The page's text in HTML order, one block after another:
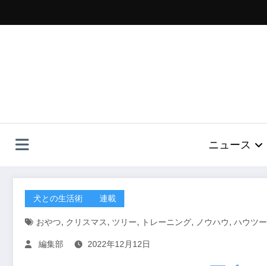
ッ
ニュース
犬との生活術 連載
おやつ, クリスマス, ツリー, トレーニング, ノウハウ, ハウツー
編集部 2022年12月12日